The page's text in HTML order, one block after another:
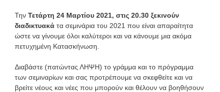
Την Τετάρτη 24 Μαρτίου 2021, στις 20.30 ξεκινούν
διαδικτυακά τα σεμινάρια του 2021 που είναι απαραίτητα
ώστε να γίνουμε όλοι καλύτεροι και να κάνουμε μια ακόμα
πετυχημένη Κατασκήνωση.
Διαβάστε (πατώντας ΛΗΨΗ) το γράμμα και το πρόγραμμα
των σεμιναρίων και σας προτρέπουμε να σκεφθείτε και να
βρείτε νέους και νέες που μπορούν και θέλουν να βοηθήσουν